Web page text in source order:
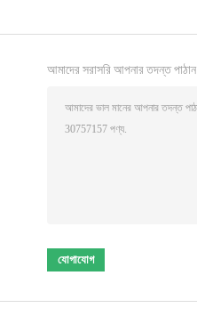
আমাদের সরাসরি আপনার তদন্ত পাঠান